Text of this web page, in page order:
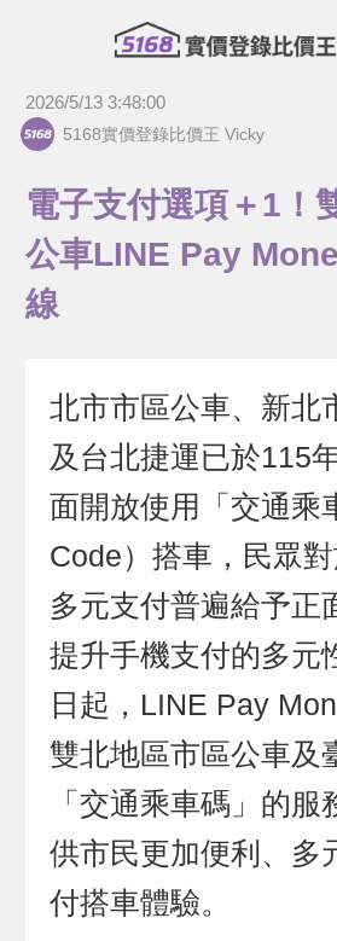
2026/5/13 3:48:00
5168實價登錄比價王 Vicky
電子支付選項＋1！
公車LINE Pay
線
北市市區公車、新北
及台北捷運已於115
面開放使用「交通乘
Code）搭車，民眾
多元支付普遍給予正
提升手機支付的多元
日起，LINE Pay
雙北地區市區公車及
「交通乘車碼」的服
供市民更加便利、多
付搭車體驗。